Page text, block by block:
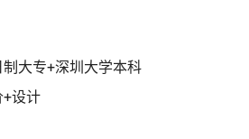
大专+深圳大学本科
设计